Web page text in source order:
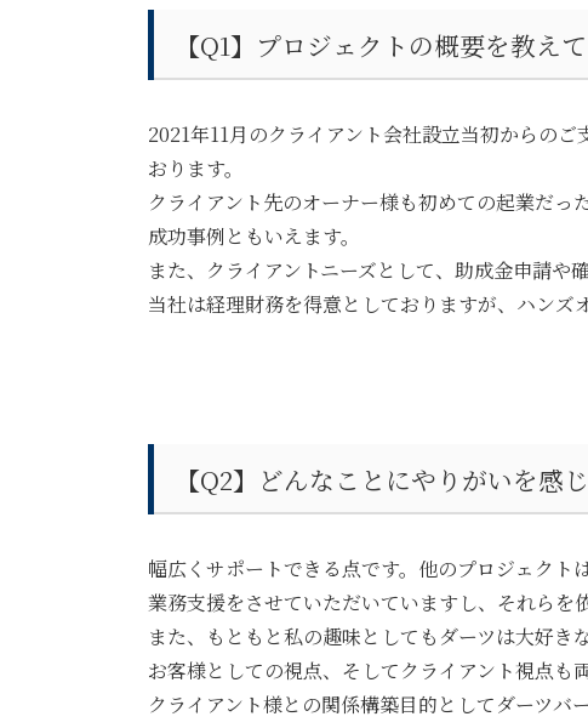
【Q1】 プロジェクトの概要を教えて
2021年11月のクライアント会社設立当初からの
おります。
クライアント先のオーナー様も初めての起業だ
成功事例ともいえます。
また、クライアントニーズとして、助成金申請や
当社は経理財務を得意としておりますが、ハンズ
【Q2】どんなことにやりがいを感
幅広くサポートできる点です。他のプロジェク
業務支援をさせていただいていますし、それらを
また、もともと私の趣味としてもダーツは大好き
お客様としての視点、そしてクライアント視点も
クライアント様との関係構築目的としてダーツ